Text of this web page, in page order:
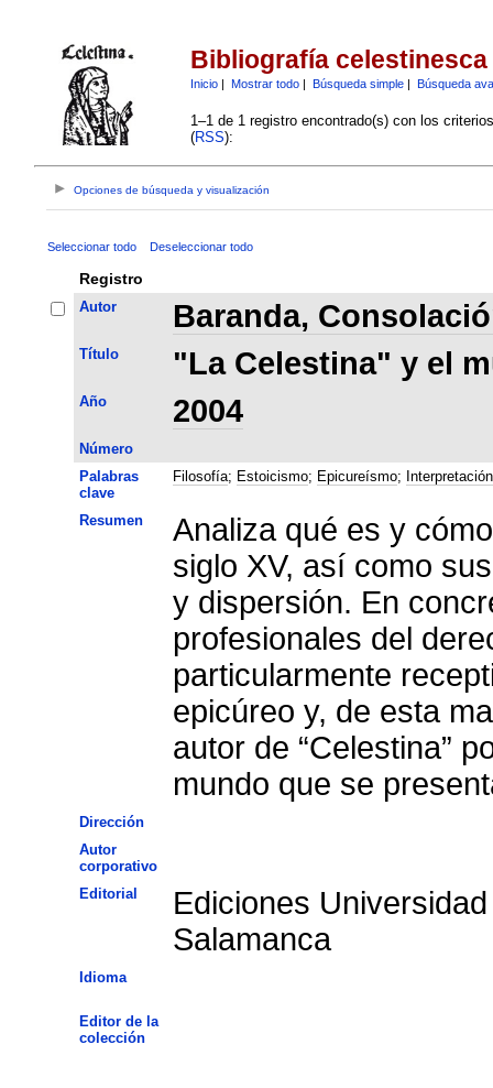
Bibliografía celestinesca
Inicio| Mostrar todo| Búsqueda simple| Búsqueda
1–1 de 1 registro encontrado(s) con los
(RSS):
Opciones de búsqueda y visualización
Seleccionar todo Deseleccionar todo
Registro
Autor Baranda,
Título "La Celestina" y el
Año 2004
Número
Palabras
clave
Filosofía; Estoicismo; Epicureísmo; Interpretación
Resumen
Analiza qué es y
siglo XV, así como
y dispersión. En
profesionales del
particularmente
epicúreo y, de esta
autor de “Celestina”
mundo que se
Dirección
Autor
corporativo
Editorial
Ediciones
Salamanca
Idioma
Editor de la
colección